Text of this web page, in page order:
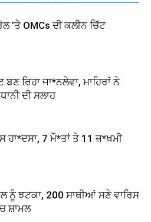
’ਤੇ OMCs ਦੀ ਕਲੀਨ ਚਿੱਟ
ਰਿਹਾ ਜਾ*ਨਲੇਵਾ, ਮਾਹਿਰਾਂ ਨੇ
ਦੀ ਸਲਾਹ
ਹਾ*ਦਸਾ, 7 ਮੌ*ਤਾਂ ਤੇ 11 ਜ਼*ਖ਼ਮੀ
ਨੂੰ ਝਟਕਾ, 200 ਸਾਥੀਆਂ ਸਣੇ ਵਾਰਿਸ
ਸ਼ਾਮਲ